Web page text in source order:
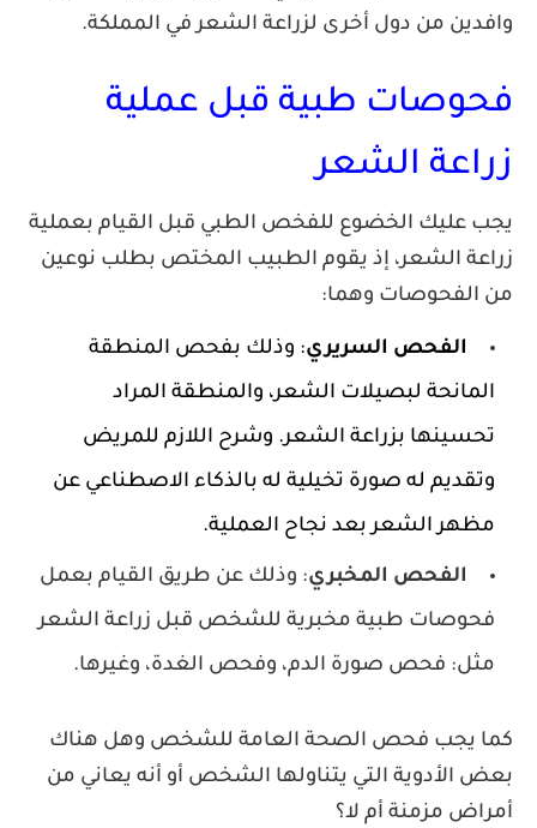
من دول أخرى لزراعة الشعر في المملكة.
طبية قبل عملية
الشعر
عليك الخضوع للفخص الطبي قبل القيام بعملية
الشعر، إذ يقوم الطبيب المختص بطلب نوعين
وهما:
الفحص السريري
: وذلك بفحص المنطقة
المانحة لبصيلات الشعر، والمنطقة المراد
تحسينها بزراعة الشعر. وشرح اللازم للمريض
وتقديم له صورة تخيلية له بالذكاء الاصطناعي عن
الشعر بعد نجاح العملية.
الفحص المخبري: وذلك عن طريق القيام بعمل
طبية مخبرية للشخص قبل زراعة الشعر
فحص صورة الدم، وفحص الغدة، وغيرها.
يجب فحص الصحة العامة للشخص وهل هناك
الأدوية التي يتناولها الشخص أو أنه يعاني من
مزمنة أم لا؟